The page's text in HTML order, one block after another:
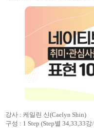
강사 : 케일린 신(Caelyn Shin)
구성 : 1 Step (Step별 34,33,33